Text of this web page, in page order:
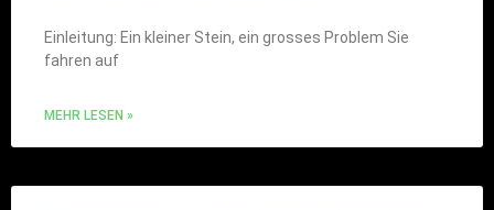
Einleitung: Ein kleiner Stein, ein grosses Problem Sie
fahren auf
MEHR LESEN »